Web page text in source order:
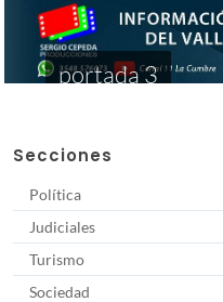
portada 3
Secciones
Política
Judiciales
Turismo
Sociedad